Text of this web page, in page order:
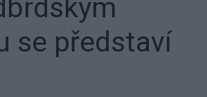
se představí